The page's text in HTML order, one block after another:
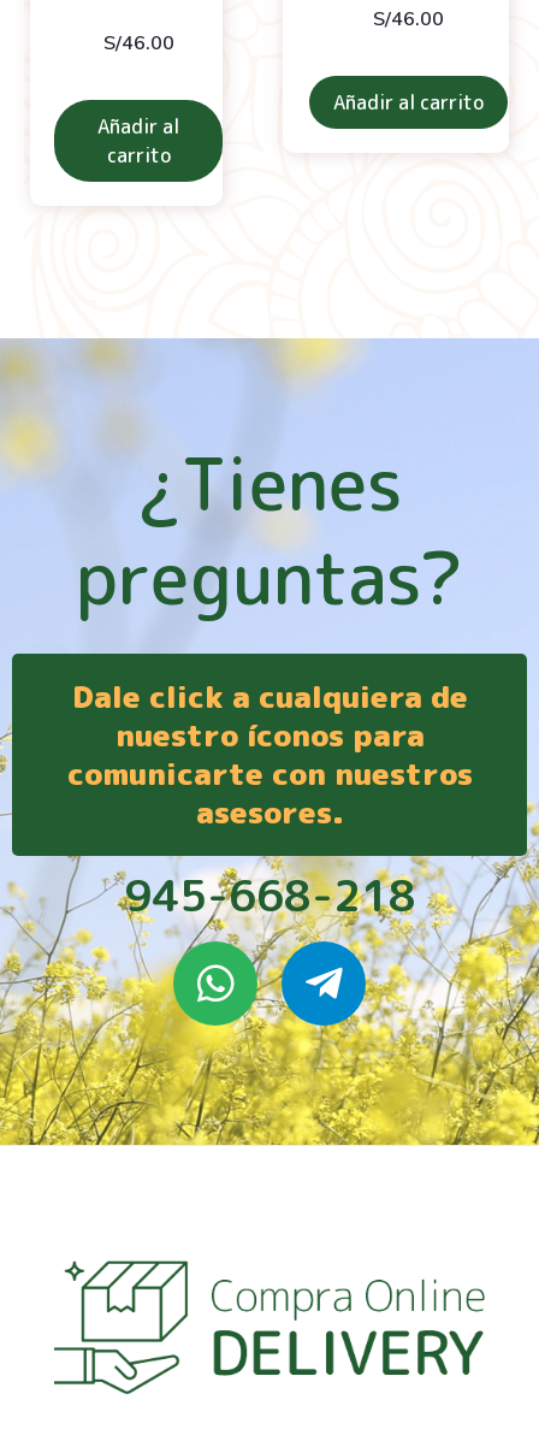
S/46.00
Añadir al
carrito
S/46.00
Añadir al carrito
¿Tienes
preguntas?
Dale click a cualquiera de
nuestro íconos para
comunicarte con nuestros
asesores.
945-668-218